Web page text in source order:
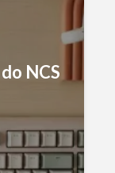
de
NCS